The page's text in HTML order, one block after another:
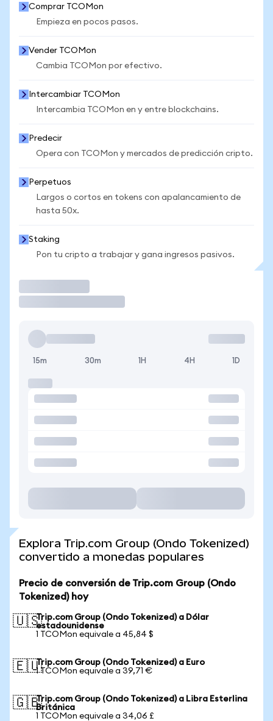
Comprar TCOMon
Empieza en pocos pasos.
Vender TCOMon
Cambia TCOMon por efectivo.
Intercambiar TCOMon
Intercambia TCOMon en y entre blockchains.
Predecir
Opera con TCOMon y mercados de predicción cripto.
Perpetuos
Largos o cortos en tokens con apalancamiento de
hasta 50x.
Staking
Pon tu cripto a trabajar y gana ingresos pasivos.
15m 30m 1H 4H 1D
Explora Trip.com Group (Ondo Tokenized)
convertido a monedas populares
Precio de conversión de Trip.com Group (Ondo
Tokenized) hoy
🇺🇸Trip.com Group (Ondo Tokenized) a Dólar
estadounidense
1 TCOMon equivale a 45,84 $
🇪🇺Trip.com Group (Ondo Tokenized) a Euro
1 TCOMon equivale a 39,71 €
🇬🇧Trip.com Group (Ondo Tokenized) a Libra Esterlina
Británica
1 TCOMon equivale a 34,06 £